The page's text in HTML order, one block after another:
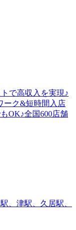
で高収入を実現♪
ーク&短時間入店
OK♪全国600店舗
、津駅、久居駅、